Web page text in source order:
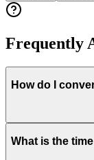
Frequently
How do I
What is the